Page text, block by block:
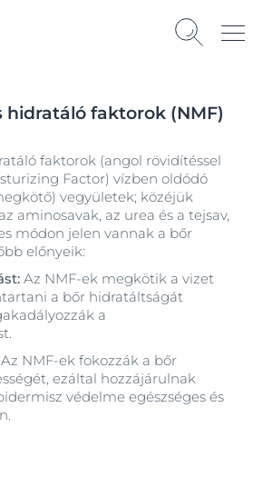
hidratáló faktorok (NMF)
faktorok (angol rövidítéssel
Factor) vízben oldódó
vegyületek; közéjük
aminosavak, az urea és a tejsav,
módon jelen vannak a bőr
előnyeik:
Az NMF-ek megkötik a vizet
a bőr hidratáltságát
a
Az NMF-ek fokozzák a bőr
ezáltal hozzájárulnak
védelme egészséges és